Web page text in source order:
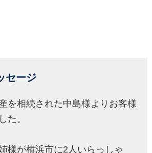
セージ
を相続された中島様よりお客様
た。
様が横浜市に2人いらっしゃ